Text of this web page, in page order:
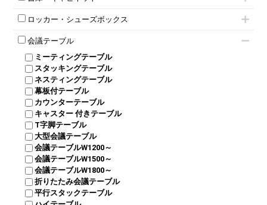
両袖机
インワゴン3段
脇机
ハイキャビネット
ローキャビネット
両開きキャビネット
上下連結キャビネット
整理ケース（ペーパーケース）
軽量ラック（スチールラック）
メタルラック
収納家具その他
オープン書庫
両開書庫
引き違い書庫
ラテラル書庫
ロッカー・シューズボックス
1人用ロッカー
2人用ロッカー
3人用ロッカー
4人用ロッカー
5人用ロッカー
6人用ロッカー
8人用ロッカー
パーソナルロッカー
多人数ロッカー
シリンダー錠ロッカー
ダイヤル錠ロッカー
ボタン錠ロッカー
ダイヤル錠ロッカー
シューズロッカー・下駄箱
ワードローブ・クローゼット
会議テーブル
ミーティングテーブル
スタッキングテーブル
ネスティングテーブル
幕板付テーブル
カウンターテーブル
キャスター 付きテーブル
T字脚テーブル
大型会議テーブル
会議テーブルW1200～
会議テーブルW1500～
会議テーブルW1800～
折りたたみ会議テーブル
平行スタックテーブル